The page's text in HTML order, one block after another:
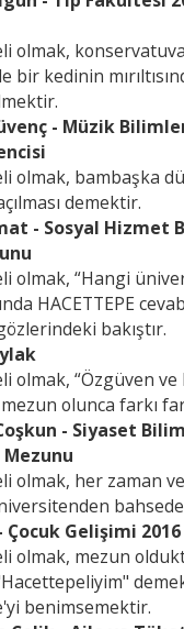
olmak,
bir kedinin
- Müzik
olmak, bambaşka
demektir.
- Sosyal Hizmet
olmak, “Hangi
HACETTEPE
bakıştır.
olmak, “Özgüven ve
olunca farkı
- Siyaset
olmak, her zaman
Çocuk Gelişimi
olmak, mezun
benimsemektir.